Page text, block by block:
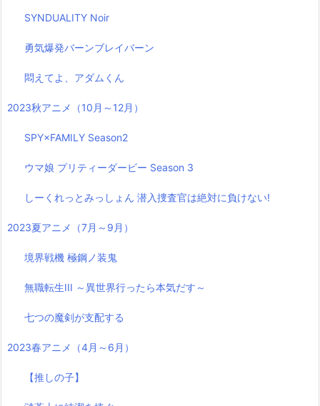
SYNDUALITY Noir
勇気爆発バーンブレイバーン
悶えてよ、アダムくん
2023秋アニメ（10月～12月）
SPY×FAMILY Season2
ウマ娘 プリティーダービー Season 3
しーくれっとみっしょん 潜入捜査官は絶対に負けない!
2023夏アニメ（7月～9月）
境界戦機 極鋼ノ装鬼
無職転生III ～異世界行ったら本気だす～
七つの魔剣が支配する
2023春アニメ（4月～6月）
【推しの子】